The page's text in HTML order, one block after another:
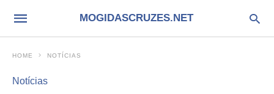
MOGIDASCRUZES.NET
HOME NOTÍCIAS
Notícias